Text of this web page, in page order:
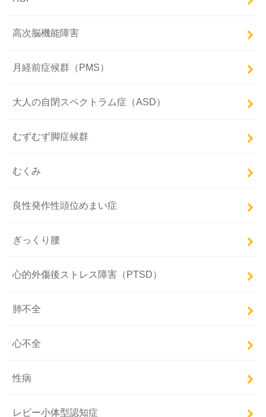
高次脳機能障害
月経前症候群（PMS）
大人の自閉スペクトラム症（ASD）
むずむず脚症候群
むくみ
良性発作性頭位めまい症
ぎっくり腰
心的外傷後ストレス障害（PTSD）
肺不全
心不全
性病
レビー小体型認知症